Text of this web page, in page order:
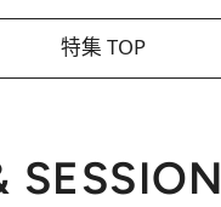
特集 TOP
SESSION